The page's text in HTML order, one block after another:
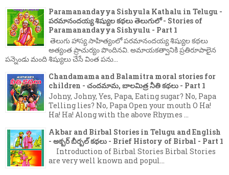
Paramanandayya Sishyula Kathalu in Telugu -
పరమానందయ్య శిష్యుల కథలు తెలుగులో - Stories of
Paramanandayya Sishyulu - Part 1
తెలుగు హాస్య సాహిత్యంలో పరమానందయ్య శిష్యుల కథలు
అత్యంత ప్రాచుర్యం పొందినవి. అమాయకత్వానికి ప్రతిరూపాలైన
పన్నెండు మంది శిష్యులు చేసే వింత పను...
Chandamama and Balamitra moral stories for
children - చందమామ, బాలమిత్ర నీతి కథలు - Part 1
Johny, Johny, Yes, Papa, Eating sugar? No, Papa
Telling lies? No, Papa Open your mouth O Ha!
Ha! Ha! Along with the above Rhymes ...
Akbar and Birbal Stories in Telugu and English
- అక్బర్ బీర్బల్ కథలు - Brief History of Birbal - Part 1
Introduction of Birbal Stories Birbal Stories
are very well known and popul...